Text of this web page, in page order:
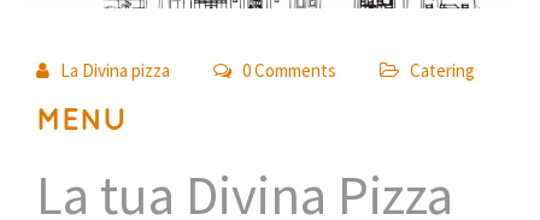
La Divina pizza 0 Comments Catering
MENU
La tua Divina Pizza